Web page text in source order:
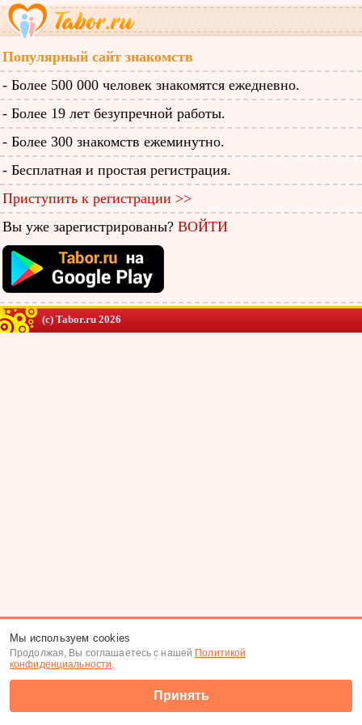
Популярный сайт знакомств
- Более 500 000 человек знакомятся ежедневно.
- Более 19 лет безупречной работы.
- Более 300 знакомств ежеминутно.
- Бесплатная и простая регистрация.
Приступить к регистрации >>
Вы уже зарегистрированы? ВОЙТИ
(c) Tabor.ru 2026
Мы используем cookies
Продолжая, Вы соглашаетесь с нашей Политикой
конфиденциальности.
Принять